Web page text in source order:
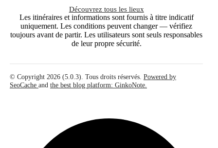
Découvrez tous les lieux
Les itinéraires et informations sont fournis à titre indicatif
uniquement. Les conditions peuvent changer — vérifiez
toujours avant de partir. Les utilisateurs sont seuls responsables
de leur propre sécurité.
© Copyright 2026 (5.0.3). Tous droits réservés. Powered by
SeoCache and the best blog platform: GinkoNote.